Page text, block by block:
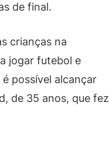
de final.
crianças na
jogar futebol e
possível alcançar
de 35 anos, que fez